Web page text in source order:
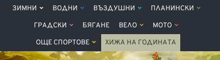
ЗИМНИ ВОДНИ ВЪЗДУШНИ ПЛАНИНСКИ
ГРАДСКИ БЯГАНЕ ВЕЛО МОТО
ОЩЕ СПОРТОВЕ ХИЖА НА ГОДИНАТА